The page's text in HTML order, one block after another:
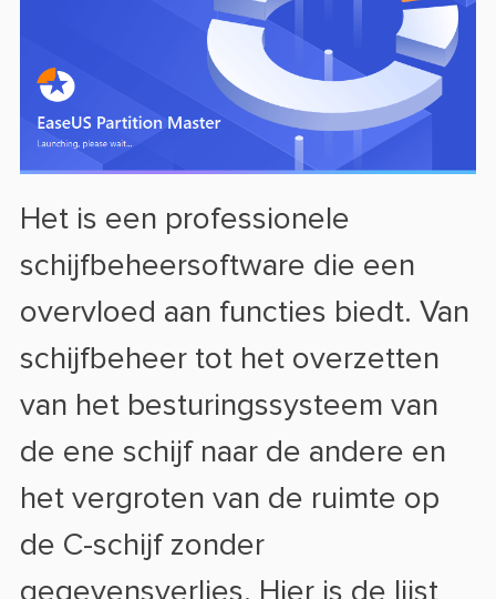
Het is een professionele
schijfbeheersoftware die een
overvloed aan functies biedt. Van
schijfbeheer tot het overzetten
van het besturingssysteem van
de ene schijf naar de andere en
het vergroten van de ruimte op
de C-schijf zonder
gegevensverlies. Hier is de lijst